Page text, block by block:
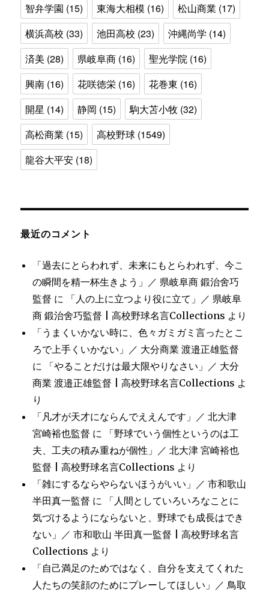
智弁学園 (15) 東海大相模 (16) 松山商業 (17)
横浜高校 (33) 池田高校 (23) 沖縄尚学 (14)
済美 (28) 県岐阜商 (16) 聖光学院 (16)
興南 (16) 花咲徳栄 (16) 花巻東 (16)
開星 (14) 静岡 (15) 駒大苫小牧 (32)
高松商業 (15) 高校野球 (1549)
龍谷大平安 (18)
最近のコメント
「過去にとらわれず、未来にもとらわれず、今こ
の瞬間を精一杯生きよう」／ 県岐阜商 鍛治舍巧
監督 に
「人の上に立つより役に立て」／ 県岐阜
商 鍛治舍巧監督 | 高校野球名言Collections より
「うまくいかない時に、色々ガミガミ言ったとこ
ろで上手くいかない」／ 大分商業 渡邉正雄監督
に
「やることだけは最大限やりなさい」／ 大分
商業 渡邉正雄監督 | 高校野球名言Collections よ
り
「凡才が天才にならんでええんです」／ 北大津
宮崎裕也監督 に
「野球でいう個性というのは工
夫、工夫の積み重ねが個性」／ 北大津 宮崎裕也
監督 | 高校野球名言Collections より
「雑にするならやらないほうがいい」／ 市和歌山
半田真一監督 に
「人間としていろいろなことに
気づけるようにならないと、野球でも成長はでき
ない」／ 市和歌山 半田真一監督 | 高校野球名言
Collections より
「自己満足のためではなく、自分を支えてくれた
人たちの笑顔のためにプレーしてほしい」／ 鳥取